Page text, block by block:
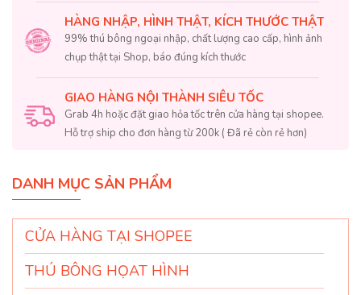
HÀNG NHẬP, HÌNH THẬT, KÍCH THƯỚC THẬT
99% thú bông ngoại nhập, chất lượng cao cấp, hình ảnh
chụp thật tại Shop, báo đúng kích thước
GIAO HÀNG NỘI THÀNH SIÊU TỐC
Grab 4h hoặc đặt giao hỏa tốc trên cửa hàng tại shopee.
Hỗ trợ ship cho đơn hàng từ 200k ( Đã rẻ còn rẻ hơn)
DANH MỤC SẢN PHẨM
CỬA HÀNG TẠI SHOPEE
THÚ BÔNG HỌAT HÌNH